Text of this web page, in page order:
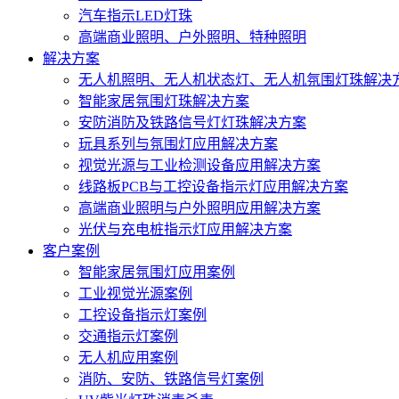
汽车指示LED灯珠
高端商业照明、户外照明、特种照明
解决方案
无人机照明、无人机状态灯、无人机氛围灯珠解决
智能家居氛围灯珠解决方案
安防消防及铁路信号灯灯珠解决方案
玩具系列与氛围灯应用解决方案
视觉光源与工业检测设备应用解决方案
线路板PCB与工控设备指示灯应用解决方案
高端商业照明与户外照明应用解决方案
光伏与充电桩指示灯应用解决方案
客户案例
智能家居氛围灯应用案例
工业视觉光源案例
工控设备指示灯案例
交通指示灯案例
无人机应用案例
消防、安防、铁路信号灯案例